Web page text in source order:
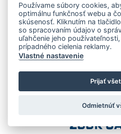
Používame súbory cookies,
optimálnu funkčnosť webu a
skúsenosť. Kliknutím na
so spracovaním údajov o
uľahčenie jeho
prípadného cielenia reklamy.
Vlastné nastavenie
Prijať
Odmietnúť